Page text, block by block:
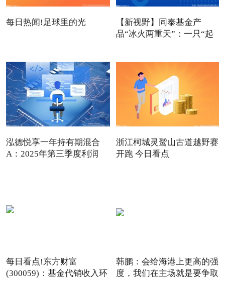
每日热闻!足球里的光
【新视野】同泰基金产
品“冰火两重天”：一只“起
泓德悦享一年持有期混合
A：2025年第三季度利润
浙江柯城灵鹫山古道越野赛
开跑 今日看点
每日看点!东方财富
(300059)：基金代销收入环
韩鹏：会给海港上更高的强
度，我们在主场就是要争取